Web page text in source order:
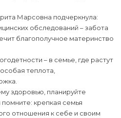
Марсовна подчеркнула:
обследований – забота
благополучное материнство
– в семье, где растут
теплота,
здоровью, планируйте
крепкая семья
отношения к себе и своим